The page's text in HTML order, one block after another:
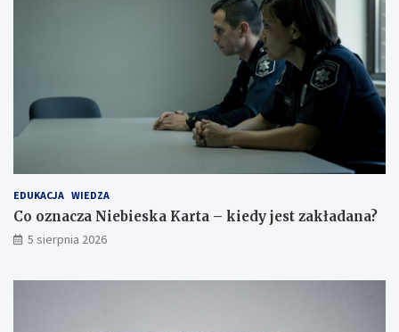
EDUKACJA WIEDZA
Co oznacza Niebieska Karta – kiedy jest zakładana?
5 sierpnia 2026